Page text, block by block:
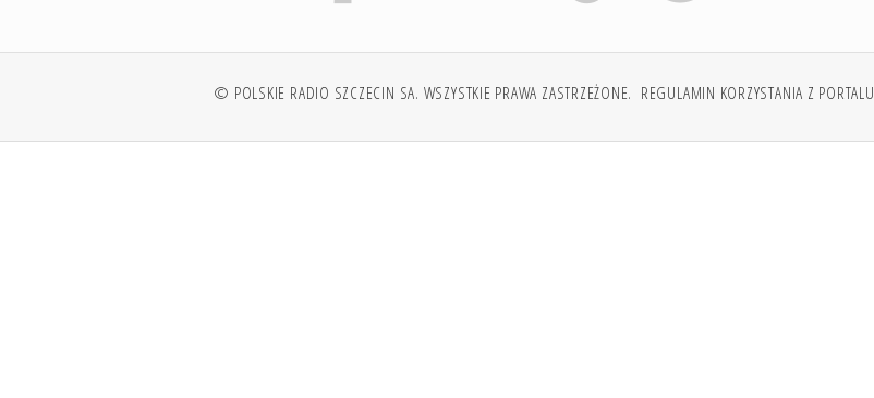
© POLSKIE RADIO SZCZECIN SA. WSZYSTKIE PRAWA ZASTRZEŻONE. REGULAMIN KORZYSTANIA Z PORTALU